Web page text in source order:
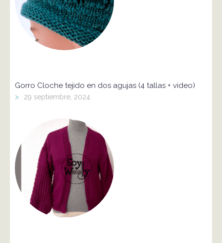
Gorro Cloche tejido en dos agujas (4 tallas + video)
> 29 septiembre, 2024